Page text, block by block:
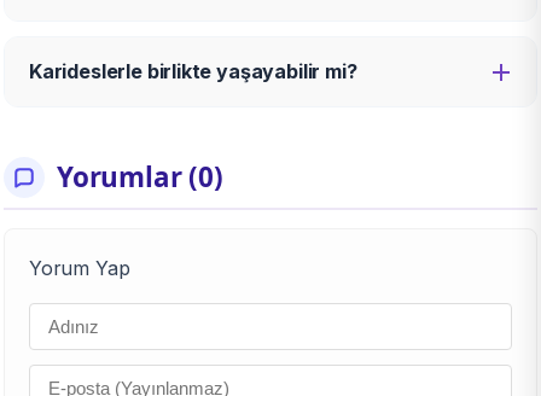
Karideslerle birlikte yaşayabilir mi?
Yorumlar (0)
Yorum Yap